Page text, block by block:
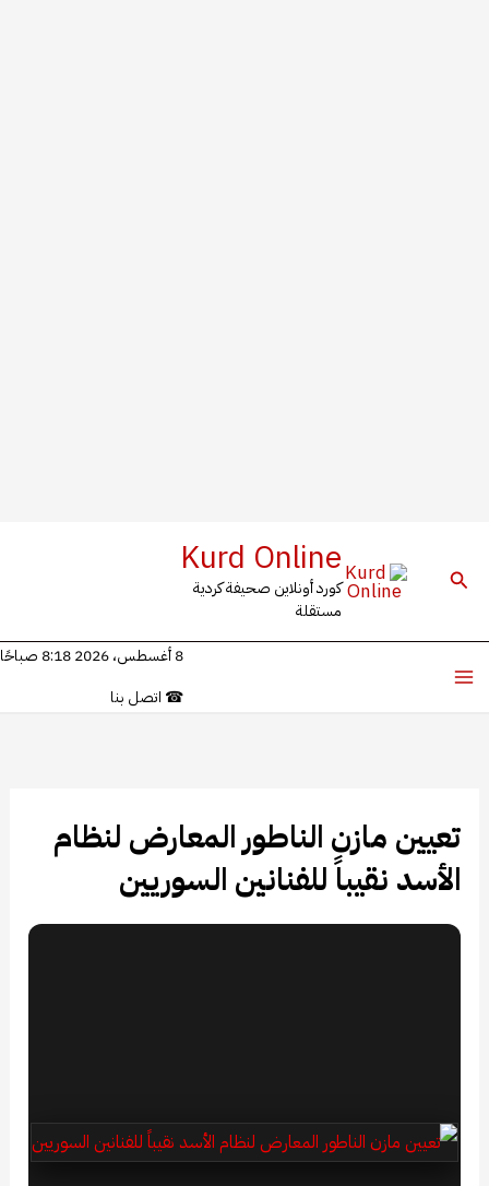
البحث Kurd Online
كورد أونلاين صحيفة كردية
مستقلة
8 أغسطس، 2026 8:18 صباحًا
☎ اتصل بنا
تعيين مازن الناطور المعارض لنظام
الأسد نقيباً للفنانين السوريين